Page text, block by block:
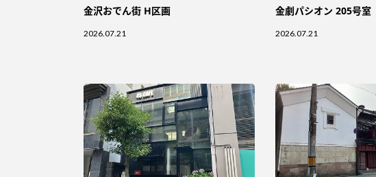
金沢おでん街 H区画
2026.07.21
金劇パシオン 205号室
2026.07.21